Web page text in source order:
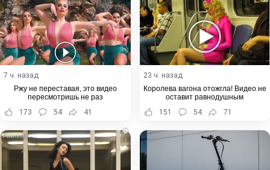
7 ч. назад
Ржу не переставая, это видео
пересмотришь не раз
173
54 41
23 ч. назад
Королева вагона отожгла! Видео не
оставит равнодушным
151
54 71
i